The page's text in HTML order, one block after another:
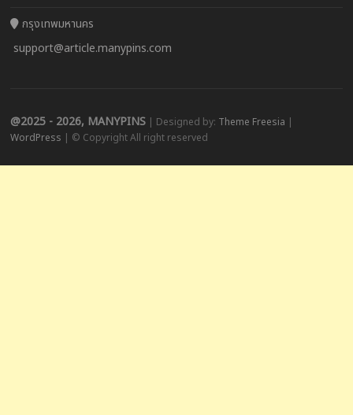
กรุงเทพมหานคร
support@article.manypins.com
@2025 - 2026, MANYPINS | Designed by: Theme Freesia |
WordPress | © Copyright All right reserved